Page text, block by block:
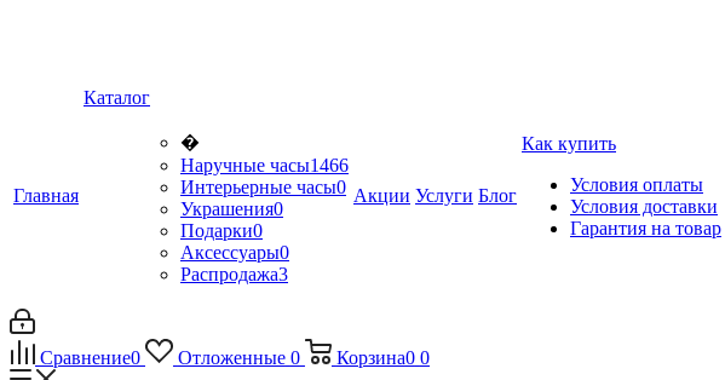
Главная
Каталог
�
Наручные часы1466
Интерьерные часы0
Украшения0
Подарки0
Аксессуары0
Распродажа3
Акции Услуги Блог
Как купить
Условия оплаты
Условия доставки
Гарантия на товар
Сравнение0 Отложенные 0 Корзина0 0